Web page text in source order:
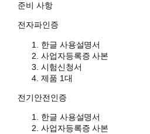
준비 사항
전자파인증
한글 사용설명서
사업자등록증 사본
시험신청서
제품 1대
전기안전인증
한글 사용설명서
사업자등록증 사본